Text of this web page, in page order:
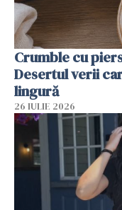
Crumble cu
Desertul verii
lingură
26 IULIE 2026